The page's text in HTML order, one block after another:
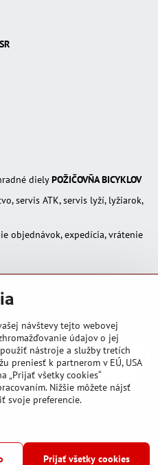
dielyPOŽIČOVŇA BICYKLOV
servis ATK, servis lyží, lyžiarok,
objednávok, expedícia, vrátenie
ochrany osobných údajov
návštevy tejto webovej
údajov o jej
nástroje a služby tretích
preniesť k partnerom v EÚ, USA
„Prijať všetky cookies“
Nižšie môžete nájsť
svoje preferencie.
Prijať všetky cookies